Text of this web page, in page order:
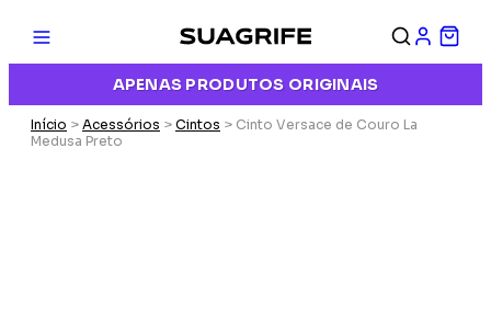
APENAS PRODUTOS ORIGINAIS
Início > Acessórios > Cintos > Cinto Versace de Couro La
Medusa Preto